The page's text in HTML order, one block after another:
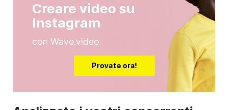
Creare video su
Instagram
con Wave.video
Provate ora!